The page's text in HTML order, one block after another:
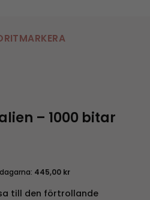
– 1000 bitar
445,00 kr
till den förtrollande